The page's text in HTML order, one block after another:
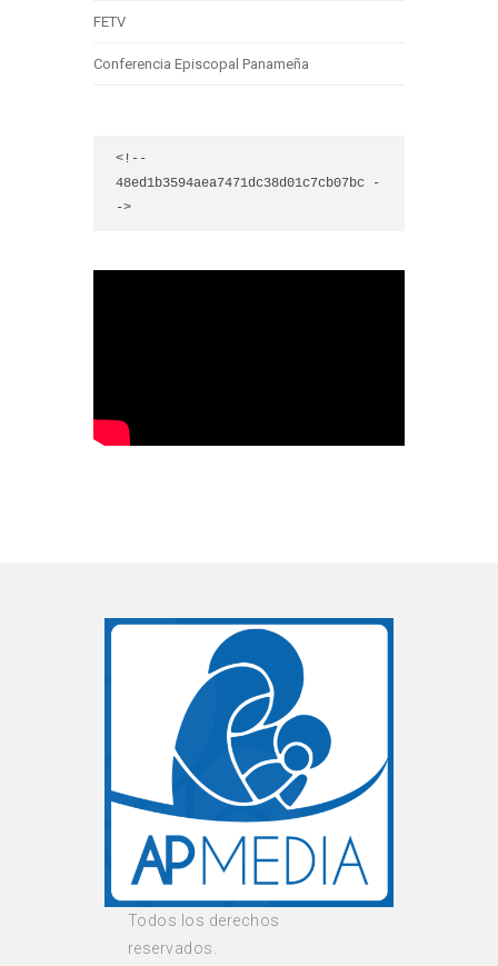
FETV
Conferencia Episcopal Panameña
<!--
48ed1b3594aea7471dc38d01c7cb07bc -
->
Todos los derechos
reservados.